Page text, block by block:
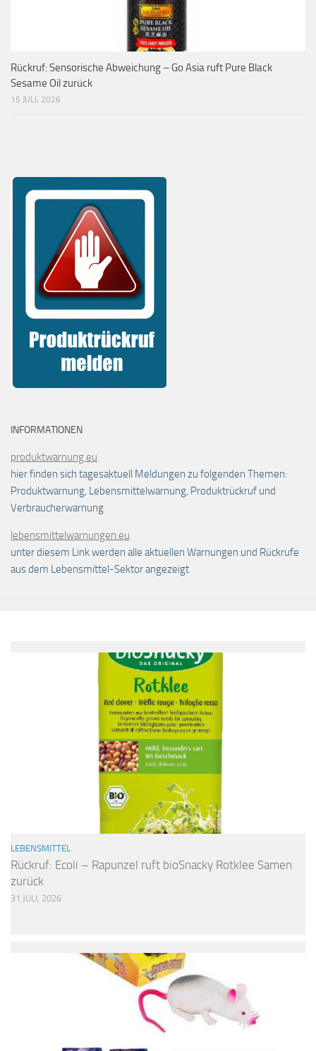
Rückruf: Sensorische Abweichung – Go Asia ruft Pure Black
Sesame Oil zurück
15 JULI, 2026
INFORMATIONEN
produktwarnung.eu
hier finden sich tagesaktuell Meldungen zu folgenden Themen:
Produktwarnung, Lebensmittelwarnung, Produktrückruf und
Verbraucherwarnung
lebensmittelwarnungen.eu
unter diesem Link werden alle aktuellen Warnungen und Rückrufe
aus dem Lebensmittel-Sektor angezeigt
LEBENSMITTEL
Rückruf: Ecoli – Rapunzel ruft bioSnacky Rotklee Samen
zurück
31 JULI, 2026